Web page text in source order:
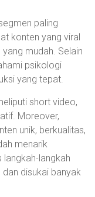
paling
konten yang viral
mudah. Selain
psikologi
yang tepat.
short video,
Moreover,
unik, berkualitas,
menarik
langkah-langkah
disukai banyak